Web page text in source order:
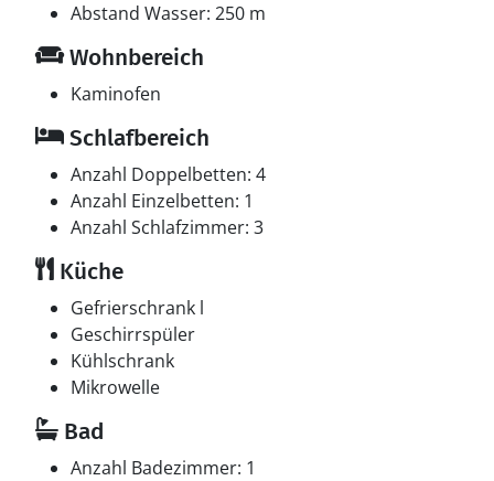
Abstand Wasser: 250 m
Wohnbereich
Kaminofen
Schlafbereich
Anzahl Doppelbetten: 4
Anzahl Einzelbetten: 1
Anzahl Schlafzimmer: 3
Küche
Gefrierschrank l
Geschirrspüler
Kühlschrank
Mikrowelle
Bad
Anzahl Badezimmer: 1